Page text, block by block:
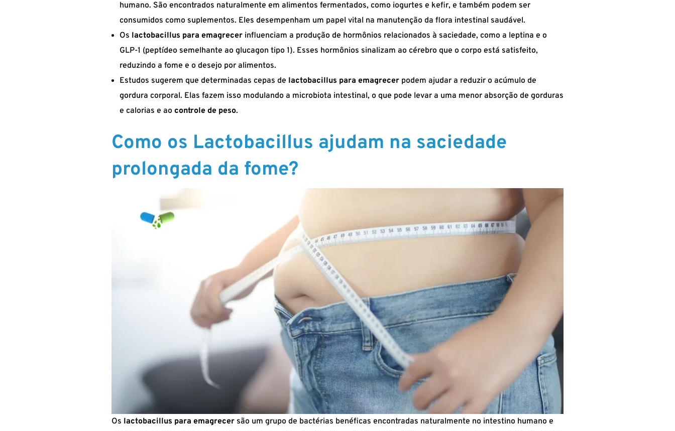
humano. São encontrados naturalmente em alimentos fermentados, como iogurtes e kefir, e também podem ser
consumidos como suplementos. Eles desempenham um papel vital na manutenção da flora intestinal saudável.
Os lactobacillus para emagrecer influenciam a produção de hormônios relacionados à saciedade, como a leptina e o
GLP-1 (peptídeo semelhante ao glucagon tipo 1). Esses hormônios sinalizam ao cérebro que o corpo está satisfeito,
reduzindo a fome e o desejo por alimentos.
Estudos sugerem que determinadas cepas de lactobacillus para emagrecer podem ajudar a reduzir o acúmulo de
gordura corporal. Elas fazem isso modulando a microbiota intestinal, o que pode levar a uma menor absorção de gorduras
e calorias e ao controle de peso.
Como os Lactobacillus ajudam na saciedade
prolongada da fome?
Os lactobacillus para emagrecer são um grupo de bactérias benéficas encontradas naturalmente no intestino humano e